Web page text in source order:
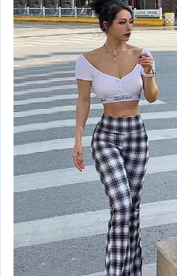
家電與影音視聽